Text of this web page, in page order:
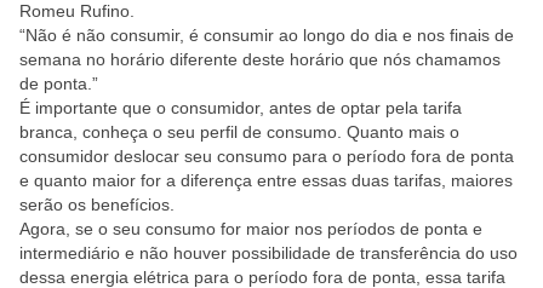
Romeu Rufino.
“Não é não consumir, é consumir ao longo do dia e nos finais de
semana no horário diferente deste horário que nós chamamos
de ponta.”
É importante que o consumidor, antes de optar pela tarifa
branca, conheça o seu perfil de consumo. Quanto mais o
consumidor deslocar seu consumo para o período fora de ponta
e quanto maior for a diferença entre essas duas tarifas, maiores
serão os benefícios.
Agora, se o seu consumo for maior nos períodos de ponta e
intermediário e não houver possibilidade de transferência do uso
dessa energia elétrica para o período fora de ponta, essa tarifa